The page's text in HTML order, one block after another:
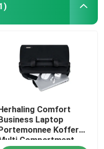
Comfort
Laptop
Koffer
Compartment